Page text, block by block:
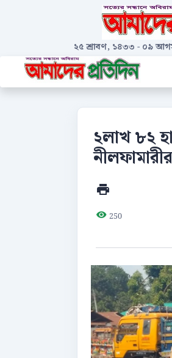
২৫ শ্রাবণ, ১৪৩৩ - ০৯
২লাখ ৮২
250